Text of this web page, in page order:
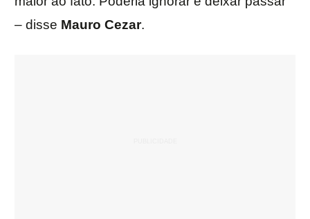
– disse Mauro Cezar.